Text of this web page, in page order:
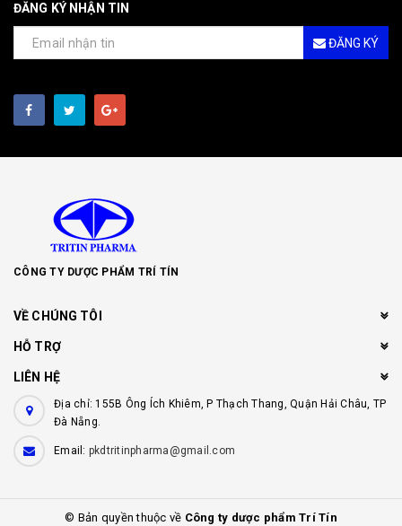
ĐĂNG KÝ NHẬN TIN
ĐĂNG KÝ
CÔNG TY DƯỢC PHẨM TRÍ TÍN
VỀ CHÚNG TÔI
HỖ TRỢ
LIÊN HỆ
Địa chỉ: 155B Ông Ích Khiêm, P Thạch Thang, Quận Hải Châu, TP
Đà Nẵng.
Email: pkdtritinpharma@gmail.com
© Bản quyền thuộc về Công ty dược phẩm Trí Tín